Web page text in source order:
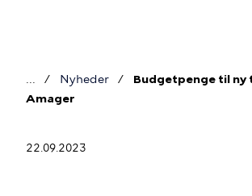
Brødkrumme
Nyheder
Budgetpenge til
Amager
22.09.2023